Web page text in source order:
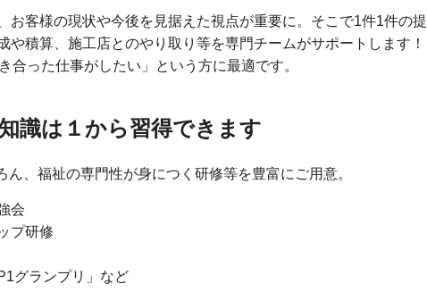
お客様の現状や今後を見据えた視点が重要に。そこで1件1件の提
や積算、施工店とのやり取り等を専門チームがサポートします！
合った仕事がしたい」という方に最適です。
識は１から習得できます
、福祉の専門性が身につく研修等を豊富にご用意。
会
プ研修
グランプリ」など